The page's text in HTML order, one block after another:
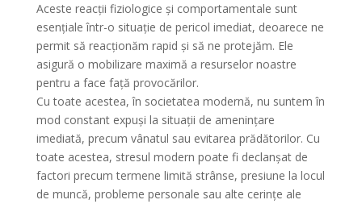
Aceste reacții fiziologice și comportamentale sunt
esențiale într-o situație de pericol imediat, deoarece ne
permit să reacționăm rapid și să ne protejăm. Ele
asigură o mobilizare maximă a resurselor noastre
pentru a face față provocărilor.
Cu toate acestea, în societatea modernă, nu suntem în
mod constant expuși la situații de amenințare
imediată, precum vânatul sau evitarea prădătorilor. Cu
toate acestea, stresul modern poate fi declanșat de
factori precum termene limită strânse, presiune la locul
de muncă, probleme personale sau alte cerințe ale